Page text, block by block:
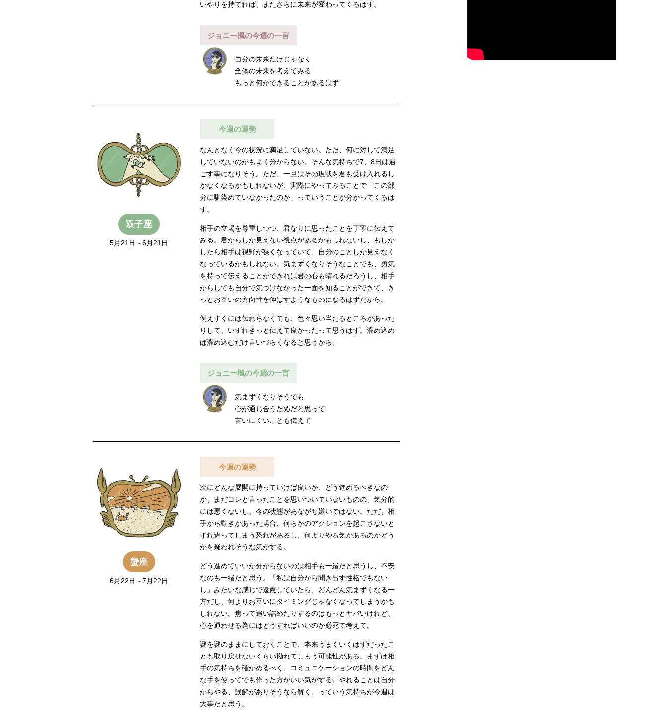
いやりを持てれば、またさらに未来が変わってくるはず。
ジョニー楓の今週の一言
自分の未来だけじゃなく
全体の未来を考えてみる
もっと何かできることがあるはず
双子座
5月21日～6月21日
今週の運勢
なんとなく今の状況に満足していない。ただ、何に対して満足
していないのかもよく分からない。そんな気持ちで7、8日は過
ごす事になりそう。ただ、一旦はその現状を君も受け入れるし
かなくなるかもしれないが、実際にやってみることで「この部
分に馴染めていなかったのか」っていうことが分かってくるは
ず。
相手の立場を尊重しつつ、君なりに思ったことを丁寧に伝えて
みる。君からしか見えない視点があるかもしれないし、もしか
したら相手は視野が狭くなっていて、自分のことしか見えなく
なっているかもしれない。気まずくなりそうなことでも、勇気
を持って伝えることができれば君の心も晴れるだろうし、相手
からしても自分で気づけなかった一面を知ることができて、き
っとお互いの方向性を伸ばすようなものになるはずだから。
例えすぐには伝わらなくても、色々思い当たるところがあった
りして、いずれきっと伝えて良かったって思うはず。溜め込め
ば溜め込むだけ言いづらくなると思うから。
ジョニー楓の今週の一言
気まずくなりそうでも
心が通じ合うためだと思って
言いにくいことも伝えて
蟹座
6月22日～7月22日
今週の運勢
次にどんな展開に持っていけば良いか、どう進めるべきなの
か、まだコレと言ったことを思いついていないものの、気分的
には悪くないし、今の状態があながち嫌いではない。ただ、相
手から動きがあった場合、何らかのアクションを起こさないと
すれ違ってしまう恐れがあるし、何よりやる気があるのかどう
かを疑われそうな気がする。
どう進めていいか分からないのは相手も一緒だと思うし、不安
なのも一緒だと思う。「私は自分から聞き出す性格でもない
し」みたいな感じで遠慮していたら、どんどん気まずくなる一
方だし、何よりお互いにタイミングじゃなくなってしまうかも
しれない。焦って追い詰めたりするのはもっとヤバいけれど、
心を通わせる為にはどうすればいいのか必死で考えて。
謎を謎のままにしておくことで、本来うまくいくはずだったこ
とも取り戻せないくらい拗れてしまう可能性がある。まずは相
手の気持ちを確かめるべく、コミュニケーションの時間をどん
な手を使ってでも作った方がいい気がする。やれることは自分
からやる、誤解がありそうなら解く、っていう気持ちが今週は
大事だと思う。